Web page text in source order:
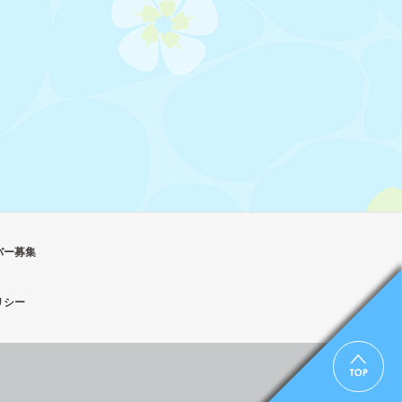
ー募集
シー